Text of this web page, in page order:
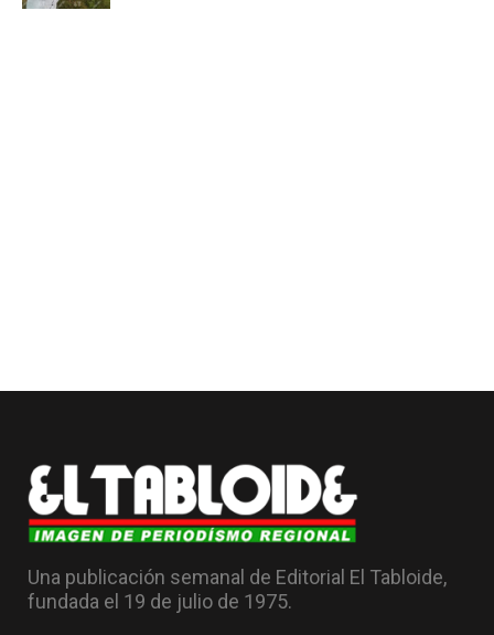
Una publicación semanal de Editorial El Tabloide,
fundada el 19 de julio de 1975.